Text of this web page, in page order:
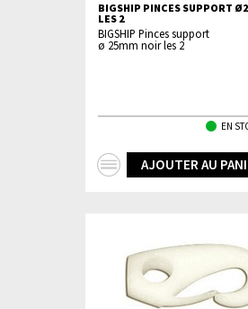
BIGSHIP PINCES SUPPORT
LES 2
BIGSHIP Pinces support
ø 25mm noir les 2
EN
AJOUTER AU